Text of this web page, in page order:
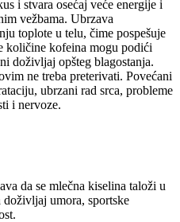
i stvara osećaj veće energije i
vežbama. Ubrzava
toplote u telu, čime pospešuje
količine kofeina mogu podići
doživljaj opšteg blagostanja.
ne treba preterivati. Povećani
ubrzani rad srca, probleme
i nervoze.
da se mlečna kiselina taloži u
umora, sportske